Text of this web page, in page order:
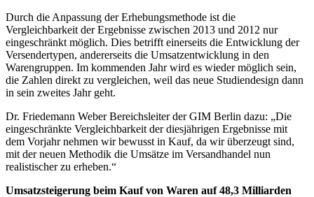
Durch die Anpassung der Erhebungsmethode ist die
Vergleichbarkeit der Ergebnisse zwischen 2013 und 2012 nur
eingeschränkt möglich. Dies betrifft einerseits die Entwicklung der
Versendertypen, andererseits die Umsatzentwicklung in den
Warengruppen. Im kommenden Jahr wird es wieder möglich sein,
die Zahlen direkt zu vergleichen, weil das neue Studiendesign dann
in sein zweites Jahr geht.
Dr. Friedemann Weber Bereichsleiter der GIM Berlin dazu: „Die
eingeschränkte Vergleichbarkeit der diesjährigen Ergebnisse mit
dem Vorjahr nehmen wir bewusst in Kauf, da wir überzeugt sind,
mit der neuen Methodik die Umsätze im Versandhandel nun
realistischer zu erheben.“
Umsatzsteigerung beim Kauf von Waren auf 48,3 Milliarden